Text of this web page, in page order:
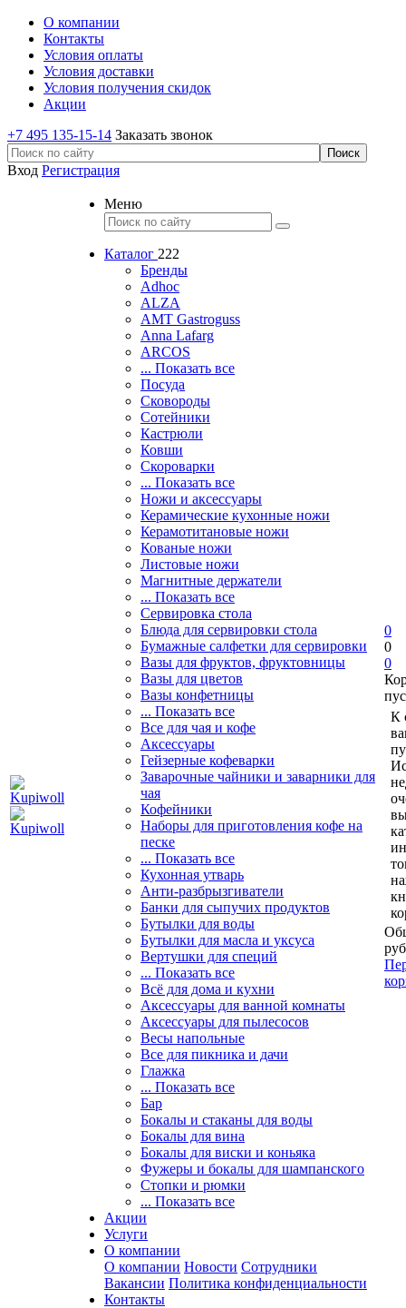
О компании
Контакты
Условия оплаты
Условия доставки
Условия получения скидок
Акции
+7 495 135-15-14 Заказать звонок
Вход Регистрация
Меню
Каталог 222
Бренды
Adhoc
ALZA
AMT Gastroguss
Anna Lafarg
ARCOS
... Показать все
Посуда
Сковороды
Сотейники
Кастрюли
Ковши
Скороварки
... Показать все
Ножи и аксессуары
Керамические кухонные ножи
Керамотитановые ножи
Кованые ножи
Листовые ножи
Магнитные держатели
... Показать все
Сервировка стола
Блюда для сервировки стола
Бумажные салфетки для сервировки
Вазы для фруктов, фруктовницы
Вазы для цветов
Вазы конфетницы
... Показать все
Все для чая и кофе
Аксессуары
Гейзерные кофеварки
Заварочные чайники и заварники для
чая
Кофейники
Наборы для приготовления кофе на
песке
... Показать все
Кухонная утварь
Анти-разбрызгиватели
Банки для сыпучих продуктов
Бутылки для воды
Бутылки для масла и уксуса
Вертушки для специй
... Показать все
Всё для дома и кухни
Аксессуары для ванной комнаты
Аксессуары для пылесосов
Весы напольные
Все для пикника и дачи
Глажка
... Показать все
Бар
Бокалы и стаканы для воды
Бокалы для вина
Бокалы для виски и коньяка
Фужеры и бокалы для шампанского
Стопки и рюмки
... Показать все
Акции
Услуги
О компании
О компании Новости Сотрудники
Вакансии Политика конфиденциальности
Контакты
0
0
0
К